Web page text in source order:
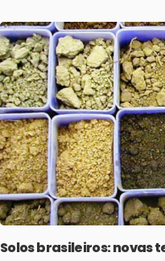
Solos brasileiros: novas